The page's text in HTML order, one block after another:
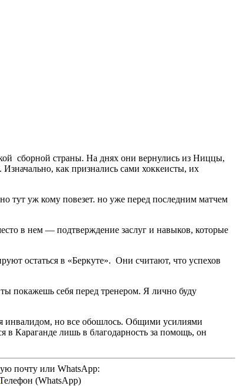
сборной страны. На днях они вернулись из Ниццы,
как признались сами хоккеисты, их
уж кому повезет. но уже перед последним матчем
в нем — подтверждение заслуг и навыков, которые
остаться в «Беркуте». Они считают, что успехов
покажешь себя перед тренером. Я лично буду
инвалидом, но все обошлось. Общими усилиями
Караганде лишь в благодарность за помощь, он
почту или WhatsApp:
(WhatsApp)